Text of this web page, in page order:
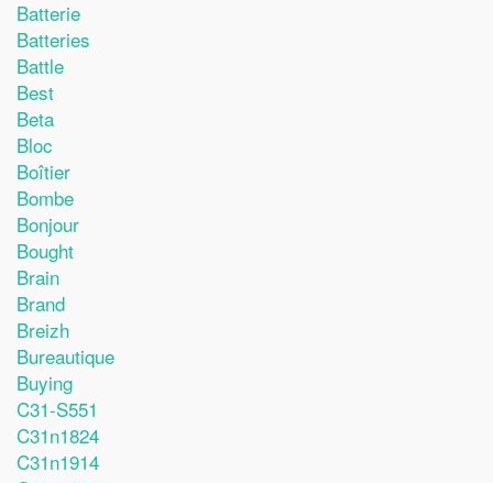
Batterie
Batteries
Battle
Best
Beta
Bloc
Boîtier
Bombe
Bonjour
Bought
Brain
Brand
Breizh
Bureautique
Buying
C31-S551
C31n1824
C31n1914